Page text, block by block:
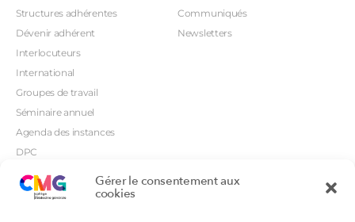
Gérer le consentement aux
cookies
Structures adhérentes
Dévenir adhérent
Interlocuteurs
International
Groupes de travail
Séminaire annuel
Agenda des instances
DPC
Orientations prioritaires
Communiqués
Newsletters